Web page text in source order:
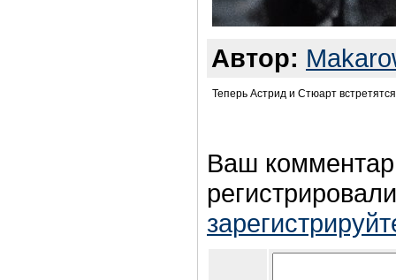
Автор:
Теперь Астрид и Стюарт
Ваш